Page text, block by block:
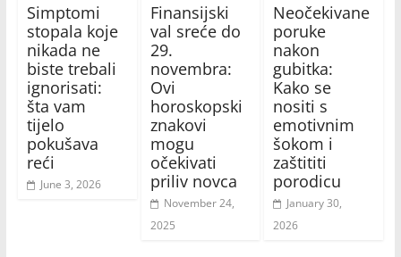
Simptomi
stopala koje
nikada ne
biste trebali
ignorisati:
šta vam
tijelo
pokušava
reći
June 3, 2026
Finansijski
val sreće do
29.
novembra:
Ovi
horoskopski
znakovi
mogu
očekivati
priliv novca
November 24,
2025
Neočekivane
poruke
nakon
gubitka:
Kako se
nositi s
emotivnim
šokom i
zaštititi
porodicu
January 30,
2026